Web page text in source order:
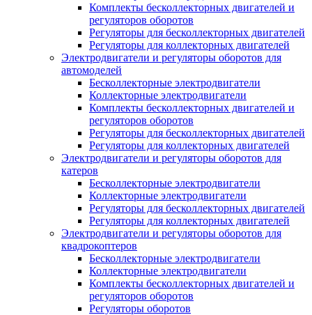
Комплекты бесколлекторных двигателей и
регуляторов оборотов
Регуляторы для бесколлекторных двигателей
Регуляторы для коллекторных двигателей
Электродвигатели и регуляторы оборотов для
автомоделей
Бесколлекторные электродвигатели
Коллекторные электродвигатели
Комплекты бесколлекторных двигателей и
регуляторов оборотов
Регуляторы для бесколлекторных двигателей
Регуляторы для коллекторных двигателей
Электродвигатели и регуляторы оборотов для
катеров
Бесколлекторные электродвигатели
Коллекторные электродвигатели
Регуляторы для бесколлекторных двигателей
Регуляторы для коллекторных двигателей
Электродвигатели и регуляторы оборотов для
квадрокоптеров
Бесколлекторные электродвигатели
Коллекторные электродвигатели
Комплекты бесколлекторных двигателей и
регуляторов оборотов
Регуляторы оборотов